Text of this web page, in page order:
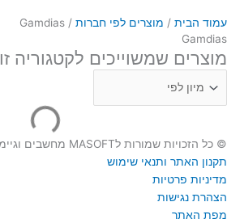
עמוד הבית / מוצרים לפי חברות / Gamdias
Gamdias
מוצרים שמשוייכים לקטגוריה זו
© כל הזכויות שמורות לMASOFT מחשבים וגיימינג
תקנון האתר ותנאי שימוש
מדיניות פרטיות
הצהרת נגישות
מפת האתר